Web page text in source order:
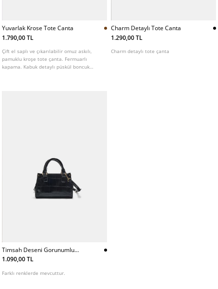
Yuvarlak Krose Tote Canta
1.790,00 TL
Çift el saplı ve çıkarılabilir omuz askılı,
pamuklu kroşe tote çanta. Fermuarlı
kapama. Kabuk detaylı püskül boncuk
Charm Detaylı Tote Canta
1.290,00 TL
Charm detaylı tote çanta
Timsah Deseni Gorunumlu
Mini Tote Capraz Askılı Canta
1.090,00 TL
Farklı renklerde mevcuttur.